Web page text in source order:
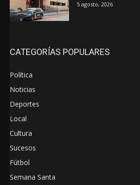
5 agosto, 2026
CATEGORÍAS POPULARES
Política
Noticias
Deportes
Local
Cultura
Sucesos
Fútbol
Semana Santa